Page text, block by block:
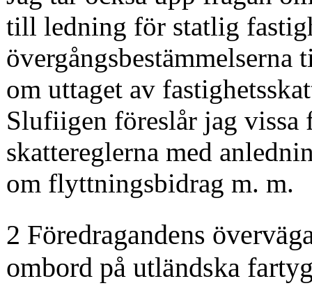
till ledning för statlig
övergångsbestämmelserna
om uttaget av
Slufiigen föreslår jag
skattereglerna med
om flyttningsbidrag m. m.
2 Föredragandens
ombord på utländska